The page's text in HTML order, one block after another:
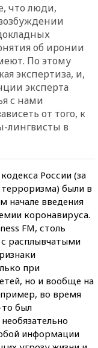
что люди,
об иронии
По этому
экспертиза, и,
эксперта
с нами
от того, к
лингвисты в
России (за
были в
начале введения
коронавируса.
FM, столь
расплывчатыми
при
но и вообще на
во время
то был
информации